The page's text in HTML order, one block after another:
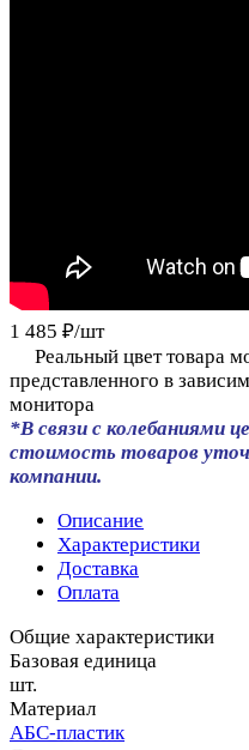
1 485 ₽/шт
Реальный цвет товара
представленного в
монитора
*В связи с колебаниями
стоимость товаров
компании.
Описание
Характеристики
Доставка
Оплата
Общие характеристики
Базовая единица
шт.
Материал
АБС-пластик